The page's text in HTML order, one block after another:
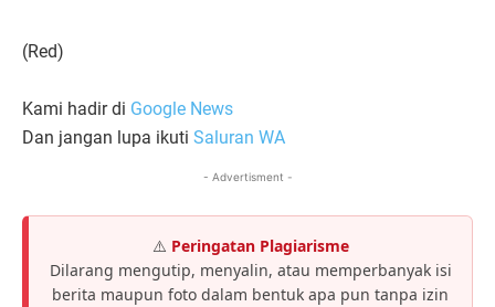
(Red)
Kami hadir di Google News
Dan jangan lupa ikuti Saluran WA
- Advertisment -
⚠️ Peringatan Plagiarisme
Dilarang mengutip, menyalin, atau memperbanyak isi
berita maupun foto dalam bentuk apa pun tanpa izin